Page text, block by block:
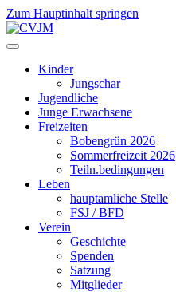
Zum Hauptinhalt springen
Kinder
Jungschar
Jugendliche
Junge Erwachsene
Freizeiten
Bobengrün 2026
Sommerfreizeit 2026
Teiln.bedingungen
Leben
hauptamliche Stelle
FSJ / BFD
Verein
Geschichte
Spenden
Satzung
Mitglieder